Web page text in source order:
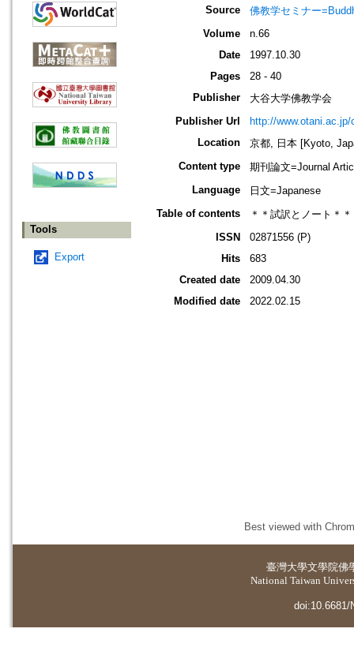
Tools
Export
Source
佛教学セミナー
Volume
n.66
Date
1997.10.30
Pages
28 - 40
Publisher
大谷大学佛教学会
Publisher Url
http://
Location
京都, 日本 [Kyoto,
Content type
期刊論文=Journal
Language
日文=Japanese
Table of contents
＊＊試訳とノート＊
ISSN
02871556 (P)
Hits
683
Created date
2009.04.30
Modified date
2022.02.15
Best viewed with
臺灣大學文學院佛
National Taiwan
doi:10.6681/